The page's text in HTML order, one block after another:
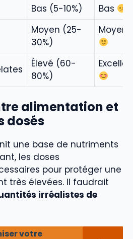
Bas (5-10%) Bas
Moyen (25-
30%)
Moyen
Élevé (60-
80%)
alimentation et
dosés
une base de nutriments
les doses
pour protéger une
très élevées. Il faudrait
irréalistes de
votre